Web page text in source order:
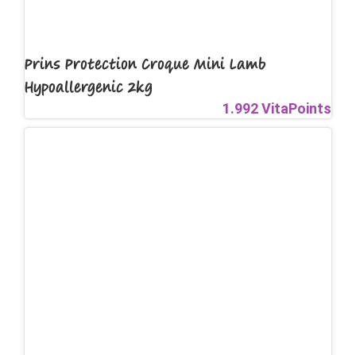
Prins Protection Croque Mini Lamb
Hypoallergenic 2kg
1.992 VitaPoints